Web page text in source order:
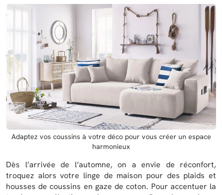
Adaptez vos coussins à votre déco pour vous créer un espace
harmonieux
Dès l’arrivée de l’automne, on a envie de réconfort,
troquez alors votre linge de maison pour des plaids et
housses de coussins en gaze de coton. Pour accentuer la